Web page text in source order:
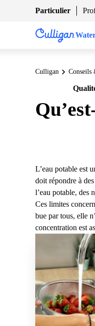
Particulier
Culligan Conseils
L’eau potable est
doit répondre à
l’eau potable, des
Ces limites
bue par tous, elle
concentration est